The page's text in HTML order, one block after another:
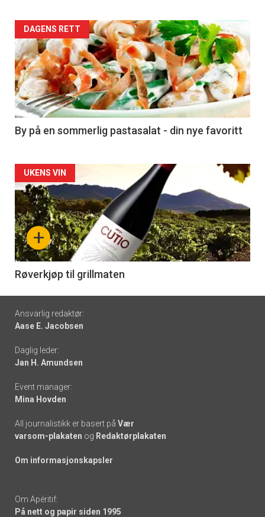
Forsiden
akkurat
nå
-
5
DAGENS RETT
By på en sommerlig pastasalat - din nye favoritt
Forsiden
akkurat
nå
-
6
+
UKENS VIN
Røverkjøp til grillmaten
Footer
-
links
Ansvarlig redaktør:
Aase E. Jacobsen
Daglig leder:
Jan H. Amundsen
Event manager:
Mina Hovden
All journalistikk er basert på Vær
varsom-plakaten og Redaktørplakaten
Om informasjonskapsler
Om Apéritif:
På nett og papir siden 1995